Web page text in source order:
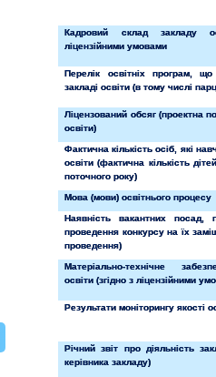
Кадровий склад закладу
ліцензійними умовами
Перелік освітніх програм,
закладі освіти (в тому числі
Ліцензований обсяг (проектна
освіти)
Фактична кількість осіб, які
освіти (фактична кількість
поточного року)
Мова (мови) освітнього процесу
Наявність вакантних посад,
проведення конкурсу на їх
проведення)
Матеріально-технічне
освіти (згідно з ліцензійними
Результати моніторингу якості
Річний звіт про діяльність
керівника закладу)